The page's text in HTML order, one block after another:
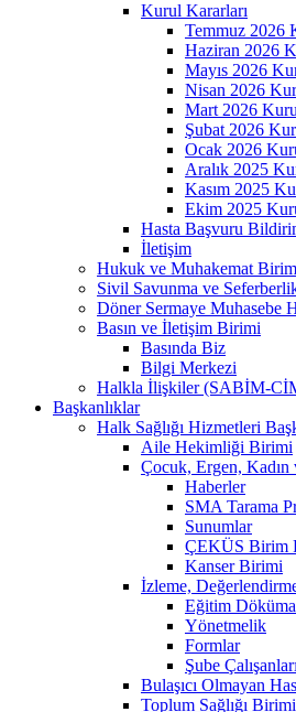
Kurul Kararları
Temmuz 2026
Haziran 2026
Mayıs 2026
Nisan 2026
Mart 2026
Şubat 2026
Ocak 2026
Aralık 2025
Kasım 2025
Ekim 2025
Hasta Başvuru
İletişim
Hukuk ve Muhakemat
Sivil Savunma ve
Döner Sermaye Muhasebe
Basın ve İletişim Birimi
Basında Biz
Bilgi Merkezi
Halkla İlişkiler (SABİM-
Başkanlıklar
Halk Sağlığı Hizmetleri
Aile Hekimliği Birimi
Çocuk, Ergen, Kadın
Haberler
SMA Tarama
Sunumlar
ÇEKÜS Birim
Kanser Birimi
İzleme,
Eğitim
Yönetmelik
Formlar
Şube
Bulaşıcı Olmayan
Toplum Sağlığı Birimi